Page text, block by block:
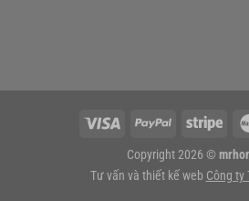
Copyright 2026 ©
Tư vấn và thiết kế web Công ty